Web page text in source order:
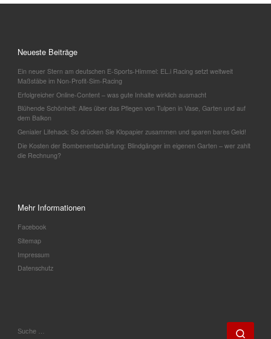
Neueste Beiträge
Ein neuer Stern am deutschen E-Sports-Himmel: EL.i Racing setzt weltweit
Maßstäbe im Non-Profit-Sim-Racing
Erfolgreicher Online-Content – was gute Inhalte wirklich ausmacht
Blühende Schönheit: Alles über das Pflegen von Tulpen in Vase, Garten und auf
dem Balkon
Genialer Lifehack: So drücken Sie Klopapier zusammen und sparen bares Geld!
Die Kosten der Bombenentschärfung: Blindgänger im eigenen Garten – wer zahlt
die Rechnung?
Mehr Informationen
Facebook
Sitemap
Impressum
Datenschutz
SUCHE